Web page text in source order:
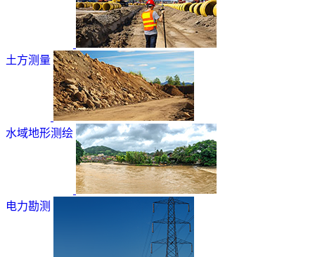
土方测量
水域地形测绘
电力勘测